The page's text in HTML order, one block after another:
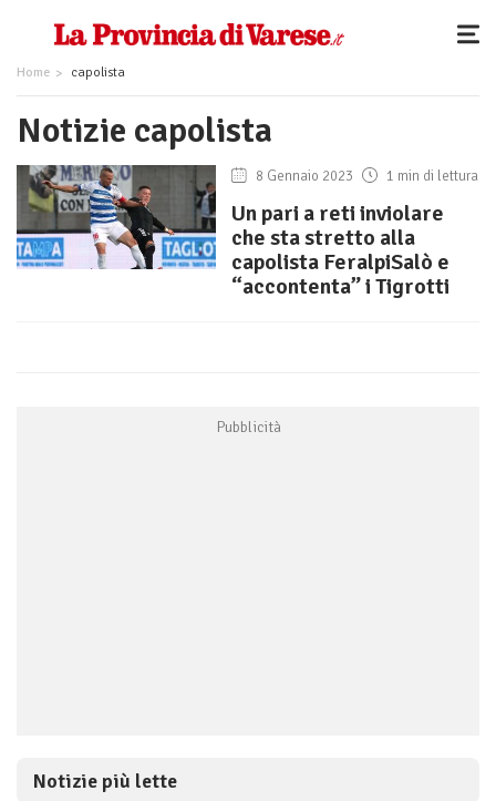
Home capolista
Notizie capolista
8 Gennaio 2023 1 min di lettura
Un pari a reti inviolare
che sta stretto alla
capolista FeralpiSalò e
“accontenta” i Tigrotti
Notizie più lette